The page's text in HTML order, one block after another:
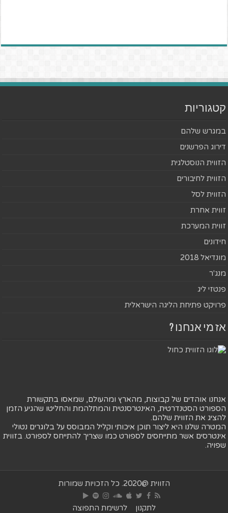
קטגוריות
במגרש שלהם
דירוג הפרשנים
הזווית הנוסטלגית
הזווית לחיבורים
הזווית לסל
זווית אחרת
זווית המערכת
חידונים
מונדיאל 2018
מנג'ר
פנטזי ליג
פרויקט פתיחת הליגה הישראלית
אז מי אנחנו ?
אנחנו אוהדים של קבוצות, מהארץ ומהעולם, שמאסו בתקשורת
הספורט הסטנדרטית, האינטרסנטית והמתלהמת והחליטו שהגיע הזמן
להציג את הזווית שלהם.
המטרה שלנו היא ליצור תוכן איכותי וקליל המבוסס על בלוגרים נטולי
אינטרסים אשר מתייחסים לספורט כמו שצריך להתייחס לספורט. בזווית
שפויה.
הזווית @2020. כל הזכויות שמורות
לתקנון לרשימת התפוצה